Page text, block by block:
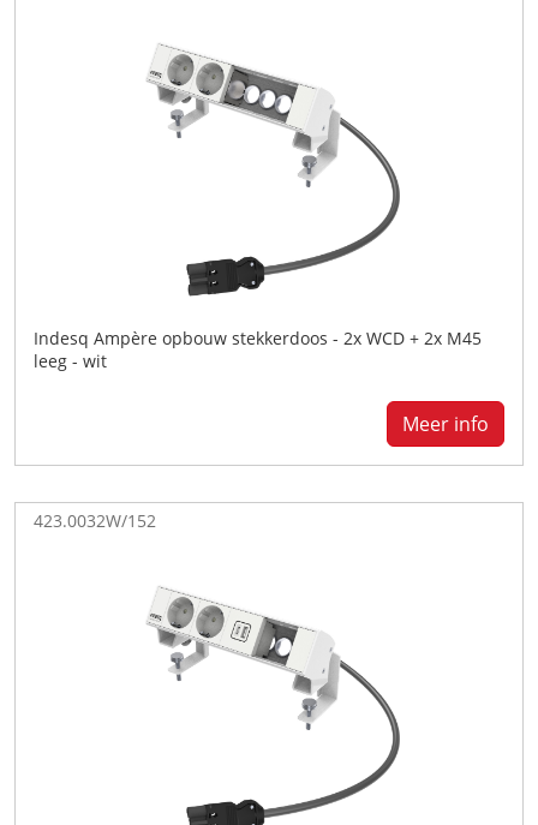
Indesq Ampère opbouw stekkerdoos - 2x WCD + 2x M45
leeg - wit
Meer info
423.0032W/152